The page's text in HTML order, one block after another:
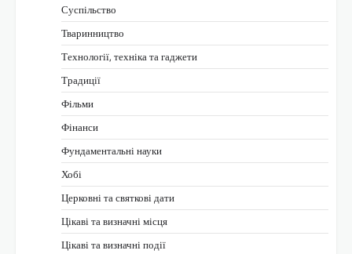
Суспільство
Тваринництво
Технології, техніка та гаджети
Традиції
Фільми
Фінанси
Фундаментальні науки
Хобі
Церковні та святкові дати
Цікаві та визначні місця
Цікаві та визначні події